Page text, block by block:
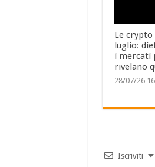
Le
luglio:
i mercati
rivelano
28/07/26
Iscriviti